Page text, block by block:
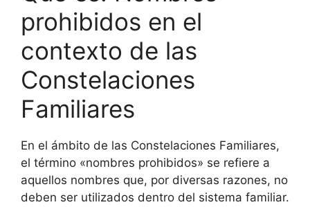
prohibidos en el
contexto de las
Constelaciones
Familiares
En el ámbito de las Constelaciones Familiares,
el término «nombres prohibidos» se refiere a
aquellos nombres que, por diversas razones, no
deben ser utilizados dentro del sistema familiar.